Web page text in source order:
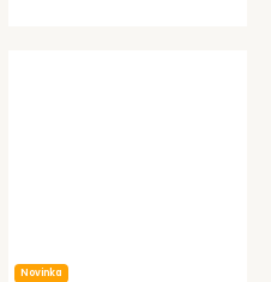
Novinka